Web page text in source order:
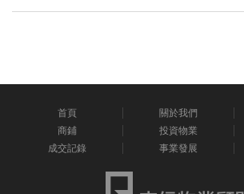
首頁 關於我們
商鋪
投資物業
成交記錄
事業發展